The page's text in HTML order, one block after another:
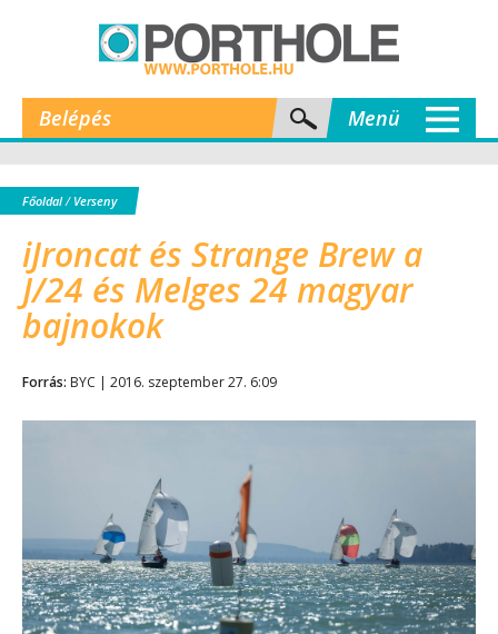
Belépés Menü
Főoldal/ Verseny
iJroncat és Strange Brew a
J/24 és Melges 24 magyar
bajnokok
Forrás: BYC | 2016. szeptember 27. 6:09